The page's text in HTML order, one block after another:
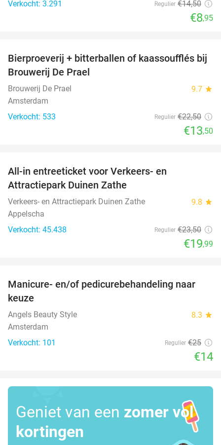
Verkocht: 3.291
Regulier €14,50
€8,95
40%
Bierproeverij + bitterballen of kaassoufflés bij
Brouwerij De Prael
Brouwerij De Prael 9.7 star
Amsterdam
Verkocht: 533
Regulier €22,50
€13,50
All-in entreeticket voor Verkeers- en
Attractiepark Duinen Zathe
Verkeers- en Attractiepark Duinen Zathe 9.8 star
Appelscha
Verkocht: 45.438
Regulier €23,50
€19,99
44%
Manicure- en/of pedicurebehandeling naar
keuze
Angels Beauty Style 8.3 star
Amsterdam
Verkocht: 101
Regulier €25
€14
Geniet van een zomer vol
kortingen